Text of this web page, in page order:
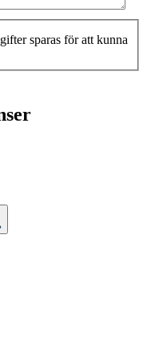
sparas för att kunna